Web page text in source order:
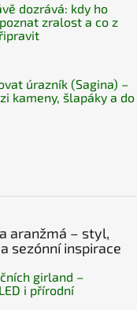
dozrává: kdy ho
zralost a co z
úrazník (Sagina) –
kameny, šlapáky a do
aranžmá – styl,
sezónní inspirace
girland –
i přírodní